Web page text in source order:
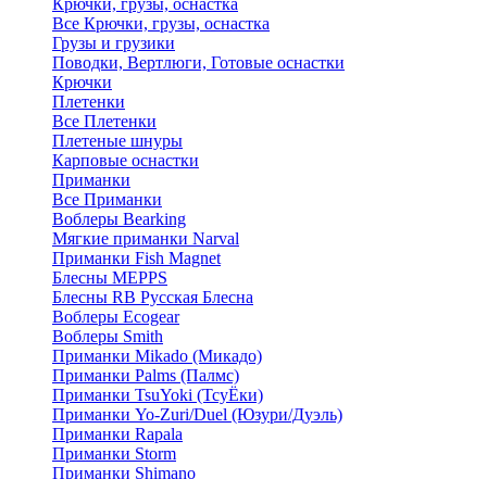
Крючки, грузы, оснастка
Все Крючки, грузы, оснастка
Грузы и грузики
Поводки, Вертлюги, Готовые оснастки
Крючки
Плетенки
Все Плетенки
Плетеные шнуры
Карповые оснастки
Приманки
Все Приманки
Воблеры Bearking
Мягкие приманки Narval
Приманки Fish Magnet
Блесны MEPPS
Блесны RB Русская Блесна
Воблеры Ecogear
Воблеры Smith
Приманки Mikado (Микадо)
Приманки Palms (Палмс)
Приманки TsuYoki (ТсуЁки)
Приманки Yo-Zuri/Duel (Юзури/Дуэль)
Приманки Rapala
Приманки Storm
Приманки Shimano